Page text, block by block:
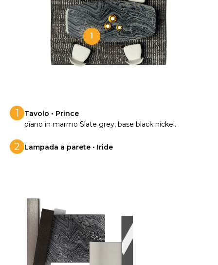
1
Tavolo • Prince
piano in marmo Slate grey, base black nickel.
2 Lampada a parete • Iride
1